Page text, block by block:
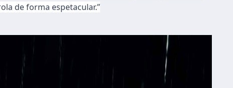
de forma espetacular.”